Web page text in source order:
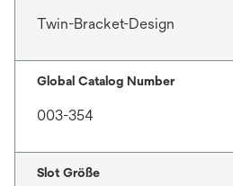
Twin-Bracket-Design
Global Catalog Number
003-354
Slot Größe